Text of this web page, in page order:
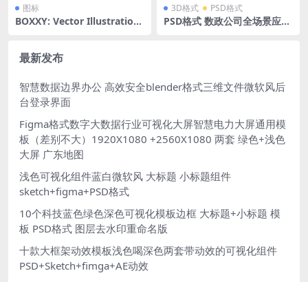
图标
BOXXY: Vector Illustration
图插画
3D格式 PSD格式
PSD格式 数政公司全场景应用
最新发布
智慧数据边界办公 高效安全blender格式三维文件微软风后
台登录界面
Figma格式数字大数据行业可视化大屏智慧电力大屏通用模
板（差别不大）1920X1080 +2560X1080 两套 绿色+浅色
大屏 广东地图
浅色可视化组件蓝白微软风 大标题 小标题组件
sketch+figma+PSD格式
10个科技蓝色绿色深色可视化模板边框 大标题+小标题 模
板 PSD格式 图层去水印重命名版
十款大框架动效模板浅色喝深色两套带动效的可视化组件
PSD+Sketch+fimga+AE动效